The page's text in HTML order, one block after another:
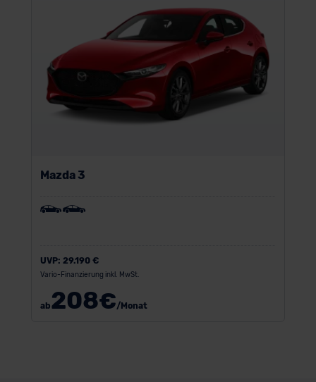
Mazda 3
UVP: 29.190 €
Vario-Finanzierung inkl. MwSt.
ab208€/Monat